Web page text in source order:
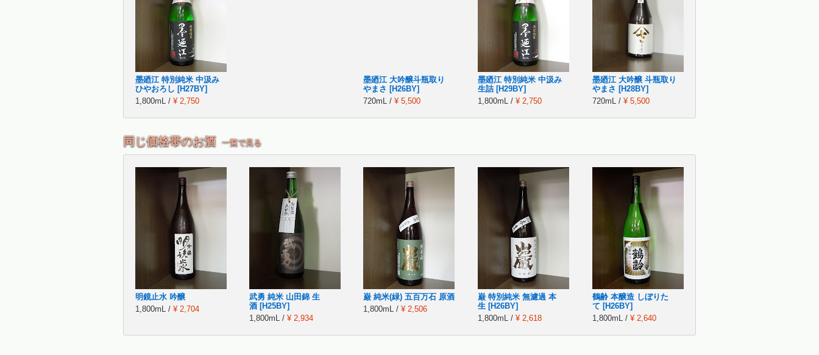
墨廼江 特別純米 中汲み
ひやおろし [H27BY]
1,800mL / ¥ 2,750
墨廼江 大吟醸斗瓶取り
やまさ [H26BY]
720mL / ¥ 5,500
墨廼江 特別純米 中汲み
生詰 [H29BY]
1,800mL / ¥ 2,750
墨廼江 大吟醸 斗瓶取り
やまさ [H28BY]
720mL / ¥ 5,500
同じ価格帯のお酒 一覧で見る
明鏡止水 吟醸
1,800mL / ¥ 2,704
武勇 純米 山田錦 生
酒 [H25BY]
1,800mL / ¥ 2,934
巌 純米(緑) 五百万石 原酒
1,800mL / ¥ 2,506
巌 特別純米 無濾過 本
生 [H26BY]
1,800mL / ¥ 2,618
鶴齢 本醸造 しぼりた
て [H26BY]
1,800mL / ¥ 2,640